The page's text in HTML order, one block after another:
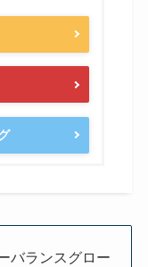
バランスグロー